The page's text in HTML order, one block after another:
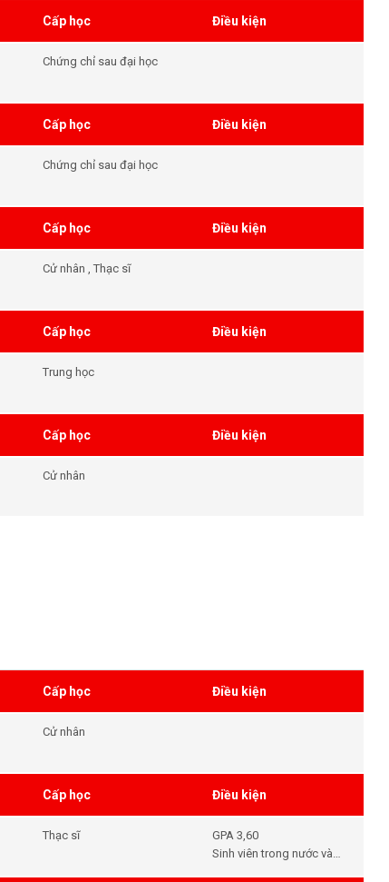
Cấp học Điều kiện
Chứng chỉ sau đại học
Cấp học Điều kiện
Chứng chỉ sau đại học
Cấp học Điều kiện
Cử nhân , Thạc sĩ
Cấp học Điều kiện
Trung học
Cấp học Điều kiện
Cử nhân
Cấp học Điều kiện
Cử nhân
Cấp học Điều kiện
Thạc sĩ
GPA 3,60
Sinh viên trong nước và